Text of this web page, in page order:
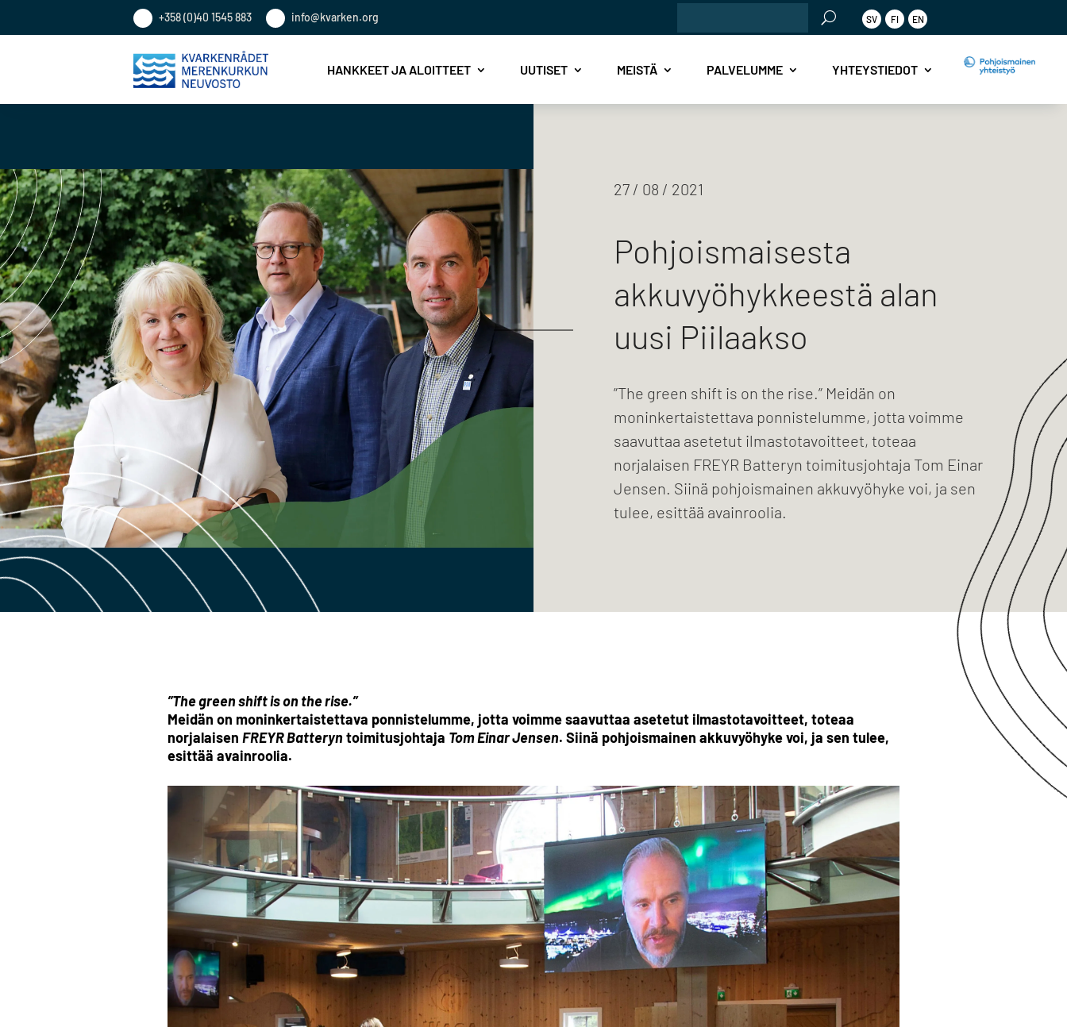
+358 (0)40 1545 883 info@kvarken.org SV FI EN
HANKKEET JA ALOITTEET UUTISET MEISTÄ PALVELUMME YHTEYSTIEDOT
27 / 08 / 2021
Pohjoismaisesta
akkuvyöhykkeestä alan
uusi Piilaakso
”The green shift is on the rise.” Meidän on
moninkertaistettava ponnistelumme, jotta voimme
saavuttaa asetetut ilmastotavoitteet, toteaa
norjalaisen FREYR Batteryn toimitusjohtaja Tom Einar
Jensen. Siinä pohjoismainen akkuvyöhyke voi, ja sen
tulee, esittää avainroolia.
”The green shift is on the rise.”
Meidän on moninkertaistettava ponnistelumme, jotta voimme saavuttaa asetetut ilmastotavoitteet, toteaa
norjalaisenFREYR Batteryn toimitusjohtaja Tom Einar Jensen. Siinä pohjoismainen akkuvyöhyke voi, ja sen tulee,
esittää avainroolia.